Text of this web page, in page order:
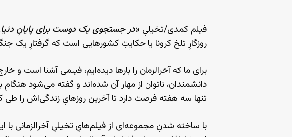
فیلم کمدی/تخیلیِ «در جستجوی یک دوست برای پایانِ دنیا
روزگارِ تلخ کرونا یا حکایتِ کشورهایی است که گرفتارِ یک
برای ما که آخرالزمان را بارها دیده‌ایم، فیلمی آشنا است
دانشمندان، ناتوان از مهار آن شده‌اند و گفته می‌شود
تنها سه هفته فرصت دارد تا آخرین روزهایِ زندگی‌‌اش را طی
با ساخته شدنِ مجموعه‌ای از فیلم‌هایِ تخیلیِ آخرالزمانی